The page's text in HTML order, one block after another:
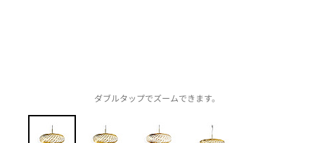
ダブルタップでズームできます。